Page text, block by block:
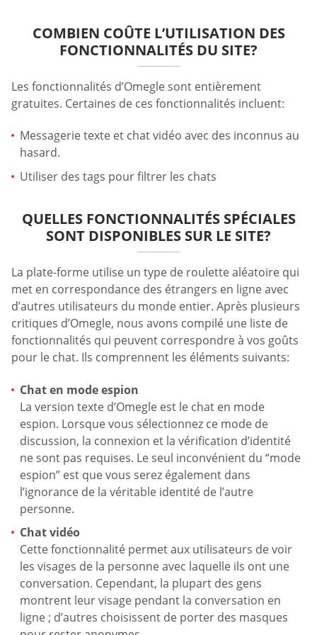
COMBIEN COÛTE L’UTILISATION DES
FONCTIONNALITÉS DU SITE?
Les fonctionnalités d’Omegle sont entièrement
gratuites. Certaines de ces fonctionnalités incluent:
Messagerie texte et chat vidéo avec des inconnus au
hasard.
Utiliser des tags pour filtrer les chats
QUELLES FONCTIONNALITÉS SPÉCIALES
SONT DISPONIBLES SUR LE SITE?
La plate-forme utilise un type de roulette aléatoire qui
met en correspondance des étrangers en ligne avec
d’autres utilisateurs du monde entier. Après plusieurs
critiques d’Omegle, nous avons compilé une liste de
fonctionnalités qui peuvent correspondre à vos goûts
pour le chat. Ils comprennent les éléments suivants:
Chat en mode espion
La version texte d’Omegle est le chat en mode
espion. Lorsque vous sélectionnez ce mode de
discussion, la connexion et la vérification d’identité
ne sont pas requises. Le seul inconvénient du “mode
espion” est que vous serez également dans
l’ignorance de la véritable identité de l’autre
personne.
Chat vidéo
Cette fonctionnalité permet aux utilisateurs de voir
les visages de la personne avec laquelle ils ont une
conversation. Cependant, la plupart des gens
montrent leur visage pendant la conversation en
ligne ; d’autres choisissent de porter des masques